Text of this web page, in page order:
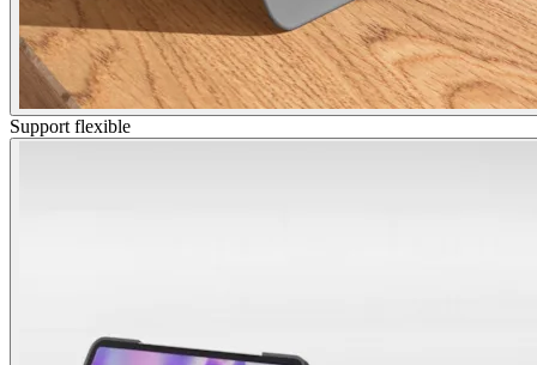
Support flexible